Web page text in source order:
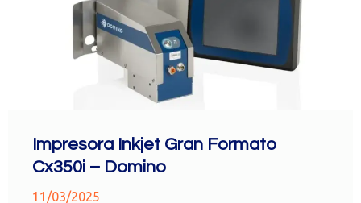
Impresora Inkjet Gran Formato
Cx350i – Domino
11/03/2025